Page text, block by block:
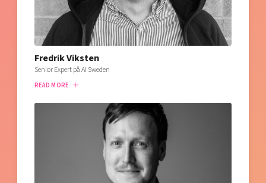
Fredrik Viksten
Senior Expert på AI Sweden
READ MORE